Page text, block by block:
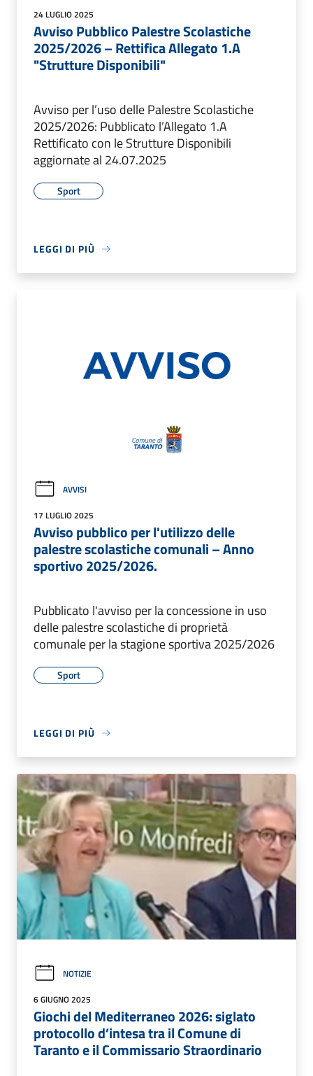
24 LUGLIO 2025
Avviso Pubblico Palestre Scolastiche
2025/2026 – Rettifica Allegato 1.A
"Strutture Disponibili"
Avviso per l’uso delle Palestre Scolastiche
2025/2026: Pubblicato l’Allegato 1.A
Rettificato con le Strutture Disponibili
aggiornate al 24.07.2025
Sport
LEGGI DI PIÙ
AVVISI
17 LUGLIO 2025
Avviso pubblico per l'utilizzo delle
palestre scolastiche comunali – Anno
sportivo 2025/2026.
Pubblicato l'avviso per la concessione in uso
delle palestre scolastiche di proprietà
comunale per la stagione sportiva 2025/2026
Sport
LEGGI DI PIÙ
NOTIZIE
6 GIUGNO 2025
Giochi del Mediterraneo 2026: siglato
protocollo d’intesa tra il Comune di
Taranto e il Commissario Straordinario